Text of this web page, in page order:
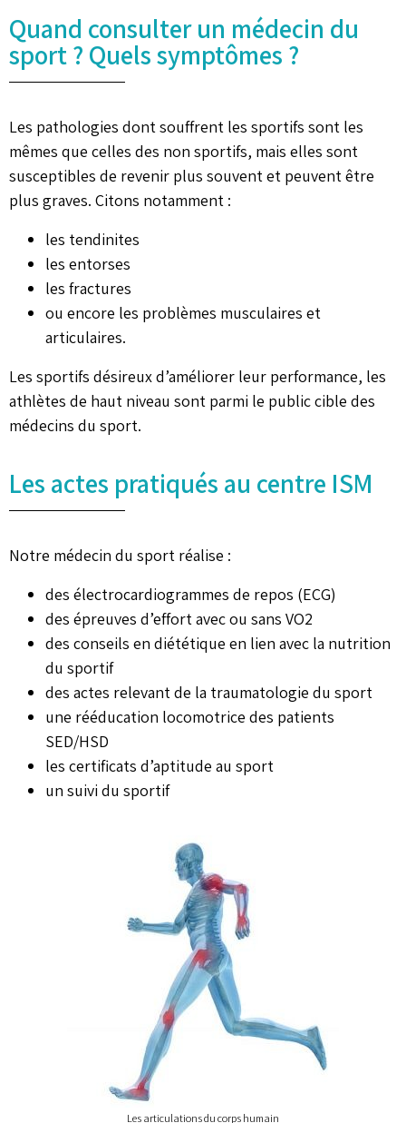
Quand consulter un médecin du
sport ? Quels symptômes ?
Les pathologies dont souffrent les sportifs sont les
mêmes que celles des non sportifs, mais elles sont
susceptibles de revenir plus souvent et peuvent être
plus graves. Citons notamment :
les tendinites
les entorses
les fractures
ou encore les problèmes musculaires et
articulaires.
Les sportifs désireux d’améliorer leur performance, les
athlètes de haut niveau sont parmi le public cible des
médecins du sport.
Les actes pratiqués au centre ISM
Notre médecin du sport réalise :
des électrocardiogrammes de repos (ECG)
des épreuves d’effort avec ou sans VO2
des conseils en diététique en lien avec la nutrition
du sportif
des actes relevant de la traumatologie du sport
une rééducation locomotrice des patients
SED/HSD
les certificats d’aptitude au sport
un suivi du sportif
Les articulations du corps humain